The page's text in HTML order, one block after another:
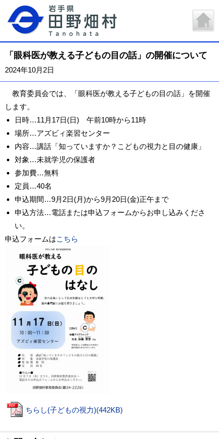
「眼科医が教える子どもの目の話」の開催について
2024年10月2日
教育委員会では、「眼科医が教える子どもの目の話」を開催
します。
日時…11月17日(日) 午前10時から11時
場所…アズビィ楽習センター
内容…講話「知っていますか？こどもの視力と目の健康」
対象…未就学児の保護者
参加費…無料
定員…40名
申込期間…9月2日(月)から9月20日(金)正午まで
申込方法…電話または申込フォームからお申し込みくださ
い。
申込フォームはこちら
ちらし(子どもの視力)(442KB)